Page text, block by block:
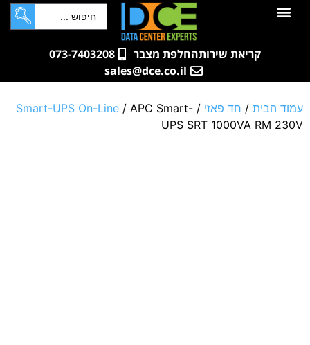
לתוכן
קריאת שירותהחלפת מצבר
073-7403208
sales@dce.co.il
/חד פאזי /
Smart-UPS On-Line/ APC Smart-
UPS SRT 1000VA